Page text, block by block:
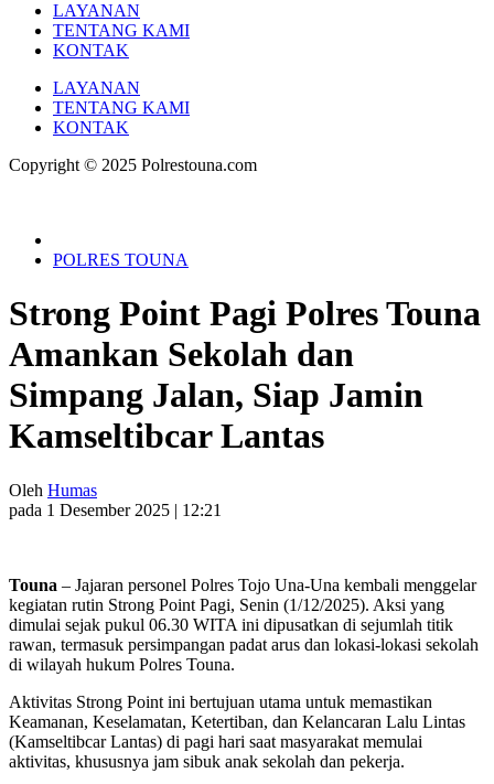
LAYANAN
TENTANG KAMI
KONTAK
LAYANAN
TENTANG KAMI
KONTAK
Copyright © 2025 Polrestouna.com
POLRES TOUNA
Strong Point Pagi Polres Touna
Amankan Sekolah dan
Simpang Jalan, Siap Jamin
Kamseltibcar Lantas
Oleh Humas
pada 1 Desember 2025 | 12:21
Touna – Jajaran personel Polres Tojo Una-Una kembali menggelar
kegiatan rutin Strong Point Pagi, Senin (1/12/2025). Aksi yang
dimulai sejak pukul 06.30 WITA ini dipusatkan di sejumlah titik
rawan, termasuk persimpangan padat arus dan lokasi-lokasi sekolah
di wilayah hukum Polres Touna.
Aktivitas Strong Point ini bertujuan utama untuk memastikan
Keamanan, Keselamatan, Ketertiban, dan Kelancaran Lalu Lintas
(Kamseltibcar Lantas) di pagi hari saat masyarakat memulai
aktivitas, khususnya jam sibuk anak sekolah dan pekerja.